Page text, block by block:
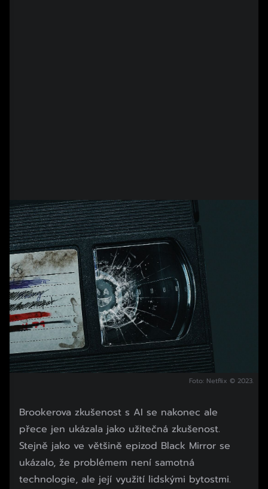
Foto: Netflix © 2023.
Brookerova zkušenost s AI se nakonec ale
přece jen ukázala jako užitečná zkušenost.
Stejně jako ve většině epizod Black Mirror se
ukázalo, že problémem není samotná
technologie, ale její využití lidskými bytostmi.